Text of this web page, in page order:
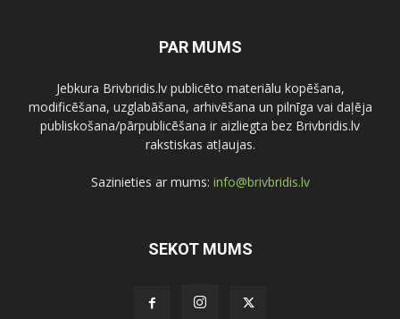
PAR MUMS
Jebkura Brivbridis.lv publicēto materiālu kopēšana,
modificēšana, uzglabāšana, arhivēšana un pilnīga vai daļēja
publiskošana/pārpublicēšana ir aizliegta bez Brivbridis.lv
rakstiskas atļaujas.
Sazinieties ar mums: info@brivbridis.lv
SEKOT MUMS